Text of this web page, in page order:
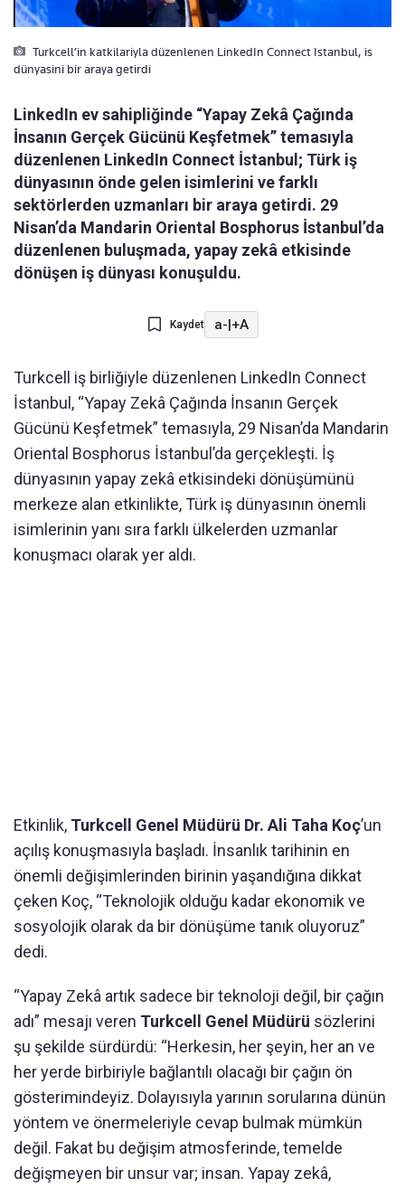
Turkcell’in katkilariyla düzenlenen LinkedIn Connect Istanbul, is
dünyasini bir araya getirdi
LinkedIn ev sahipliğinde “Yapay Zekâ Çağında
İnsanın Gerçek Gücünü Keşfetmek” temasıyla
düzenlenen LinkedIn Connect İstanbul; Türk iş
dünyasının önde gelen isimlerini ve farklı
sektörlerden uzmanları bir araya getirdi. 29
Nisan’da Mandarin Oriental Bosphorus İstanbul’da
düzenlenen buluşmada, yapay zekâ etkisinde
dönüşen iş dünyası konuşuldu.
Kaydet a-|+A
Turkcell iş birliğiyle düzenlenen LinkedIn Connect
İstanbul, “Yapay Zekâ Çağında İnsanın Gerçek
Gücünü Keşfetmek” temasıyla, 29 Nisan’da Mandarin
Oriental Bosphorus İstanbul’da gerçekleşti. İş
dünyasının yapay zekâ etkisindeki dönüşümünü
merkeze alan etkinlikte, Türk iş dünyasının önemli
isimlerinin yanı sıra farklı ülkelerden uzmanlar
konuşmacı olarak yer aldı.
Etkinlik, Turkcell Genel Müdürü Dr. Ali Taha Koç’un
açılış konuşmasıyla başladı. İnsanlık tarihinin en
önemli değişimlerinden birinin yaşandığına dikkat
çeken Koç, “Teknolojik olduğu kadar ekonomik ve
sosyolojik olarak da bir dönüşüme tanık oluyoruz”
dedi.
“Yapay Zekâ artık sadece bir teknoloji değil, bir çağın
adı” mesajı veren Turkcell Genel Müdürü sözlerini
şu şekilde sürdürdü: “Herkesin, her şeyin, her an ve
her yerde birbiriyle bağlantılı olacağı bir çağın ön
gösterimindeyiz. Dolayısıyla yarının sorularına dünün
yöntem ve önermeleriyle cevap bulmak mümkün
değil. Fakat bu değişim atmosferinde, temelde
değişmeyen bir unsur var; insan. Yapay zekâ,